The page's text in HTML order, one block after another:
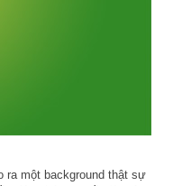
ra một background thật sự